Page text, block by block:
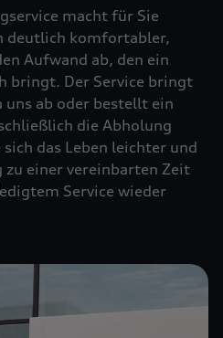
macht für Sie
deutlich komfortabler,
Aufwand ab, den ein
bringt. Der Service bringt
uns ab oder bestellt ein
die Abholung
das Leben leichter und
zu einer vereinbarten Zeit
Service wieder